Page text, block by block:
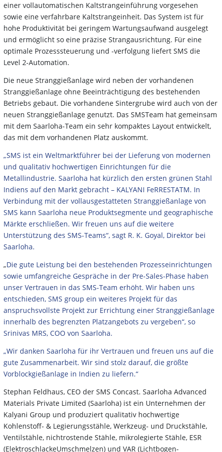
einer vollautomatischen Kaltstrangeinführung vorgesehen
sowie eine verfahrbare Kaltstrangeinheit. Das System ist für
hohe Produktivität bei geringem Wartungsaufwand ausgelegt
und ermöglicht so eine präzise Strangausrichtung. Für eine
optimale Prozesssteuerung und -verfolgung liefert SMS die
Level 2-Automation.
Die neue Stranggießanlage wird neben der vorhandenen
Stranggießanlage ohne Beeinträchtigung des bestehenden
Betriebs gebaut. Die vorhandene Sintergrube wird auch von der
neuen Stranggießanlage genutzt. Das SMSTeam hat gemeinsam
mit dem Saarloha-Team ein sehr kompaktes Layout entwickelt,
das mit dem vorhandenen Platz auskommt.
„SMS ist ein Weltmarktführer bei der Lieferung von modernen
und qualitativ hochwertigen Einrichtungen für die
Metallindustrie. Saarloha hat kürzlich den ersten grünen Stahl
Indiens auf den Markt gebracht – KALYANI FeRRESTATM. In
Verbindung mit der vollausgestatteten Stranggießanlage von
SMS kann Saarloha neue Produktsegmente und geographische
Märkte erschließen. Wir freuen uns auf die weitere
Unterstützung des SMS-Teams“, sagt R. K. Goyal, Direktor bei
Saarloha.
„Die gute Leistung bei den bestehenden Prozesseinrichtungen
sowie umfangreiche Gespräche in der Pre-Sales-Phase haben
unser Vertrauen in das SMS-Team erhöht. Wir haben uns
entschieden, SMS group ein weiteres Projekt für das
anspruchsvollste Projekt zur Errichtung einer Stranggießanlage
innerhalb des begrenzten Platzangebots zu vergeben“, so
Srinivas MRS, COO von Saarloha.
„Wir danken Saarloha für ihr Vertrauen und freuen uns auf die
gute Zusammenarbeit. Wir sind stolz darauf, die größte
Vorblockgießanlage in Indien zu liefern.“
Stephan Feldhaus, CEO der SMS Concast. Saarloha Advanced
Materials Private Limited (Saarloha) ist ein Unternehmen der
Kalyani Group und produziert qualitativ hochwertige
Kohlenstoff- & Legierungsstähle, Werkzeug- und Druckstähle,
Ventilstähle, nichtrostende Stähle, mikrolegierte Stähle, ESR
(ElektroschlackeUmschmelzen) und VAR (Lichtbogen-